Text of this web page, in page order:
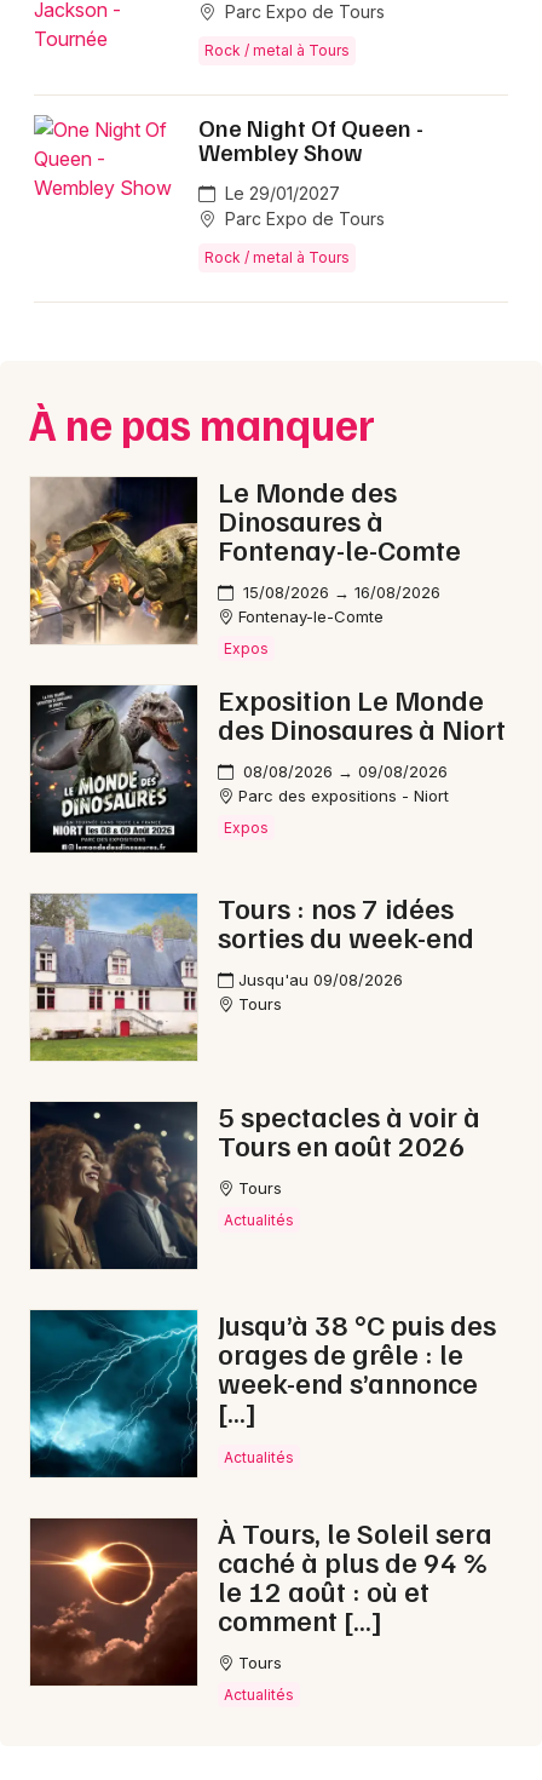
Parc Expo de Tours
Rock / metal à Tours
One Night Of Queen -
Wembley Show
Le 29/01/2027
Parc Expo de Tours
Rock / metal à Tours
À ne pas manquer
Le Monde des
Dinosaures à
Fontenay-le-Comte
15/08/2026 → 16/08/2026
Fontenay-le-Comte
Expos
Exposition Le Monde
des Dinosaures à Niort
08/08/2026 → 09/08/2026
Parc des expositions - Niort
Expos
Tours : nos 7 idées
sorties du week-end
Jusqu'au 09/08/2026
Tours
5 spectacles à voir à
Tours en août 2026
Tours
Actualités
Jusqu’à 38 °C puis des
orages de grêle : le
week-end s’annonce
[…]
Actualités
À Tours, le Soleil sera
caché à plus de 94 %
le 12 août : où et
comment […]
Tours
Actualités